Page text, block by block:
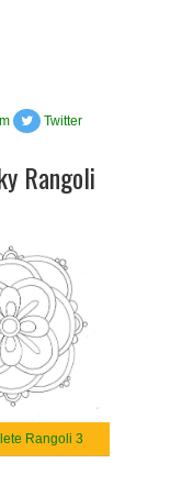
Twitter
Rangoli
Rangoli 3